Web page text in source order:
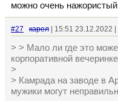
можно очень
#27 кaрел | 15:51 23.12.2022
> > Мало ли где это
корпоративной
>
> Камрада на заводе в
мужики могут